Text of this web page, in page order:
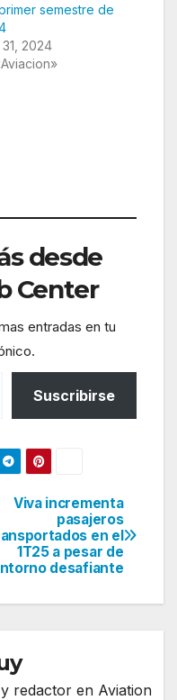
semestre de
2024
desde
Center
entradas en tu
Suscribirse
Viva incrementa
pasajeros
en el
1T25 a pesar de
desafiante
redactor en Aviation